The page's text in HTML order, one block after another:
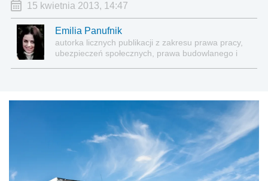
15 kwietnia 2013, 14:47
Emilia Panufnik
autorka licznych publikacji z zakresu prawa pracy,
ubezpieczeń społecznych, prawa budowlanego i